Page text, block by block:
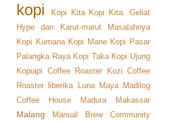
kopi Kopi Kita Kopi Kita: Geliat
Hype dan Karut-marut Masalahnya
Kopi Kumana Kopi Mane Kopi Pasar
Palangka Raya Kopi Taka Kopi Ujung
Kopiapi Coffee Roaster Kozi Coffee
Roaster liberika Luna Maya Madilog
Coffee House
Madura Makassar
Malang Manual Brew Community